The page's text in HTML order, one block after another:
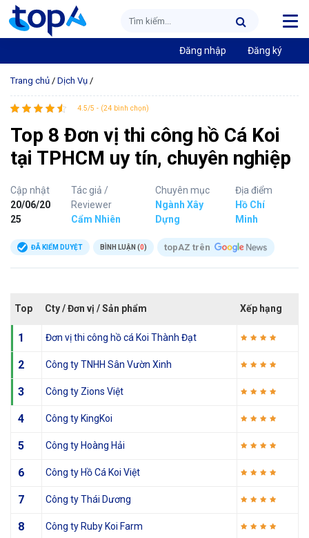
Đăng nhập Đăng ký
Trang chủ / Dịch Vụ /
4.5/5 - (24 bình chọn)
Top 8 Đơn vị thi công hồ Cá Koi
tại TPHCM uy tín, chuyên nghiệp
Cập nhật
20/06/20
25
Tác giả /
Reviewer
Cẩm Nhiên
Chuyên mục
Ngành Xây
Dựng
Địa điểm
Hồ Chí
Minh
ĐÃ KIỂM DUYỆT BÌNH LUẬN (0) topAZ trên
Top Cty / Đơn vị / Sản phẩm Xếp hạng
1 Đơn vị thi công hồ cá Koi Thành Đạt
2 Công ty TNHH Sân Vườn Xinh
3 Công ty Zions Việt
4 Công ty KingKoi
5 Công ty Hoàng Hải
6 Công ty Hồ Cá Koi Việt
7 Công ty Thái Dương
8 Công ty Ruby Koi Farm